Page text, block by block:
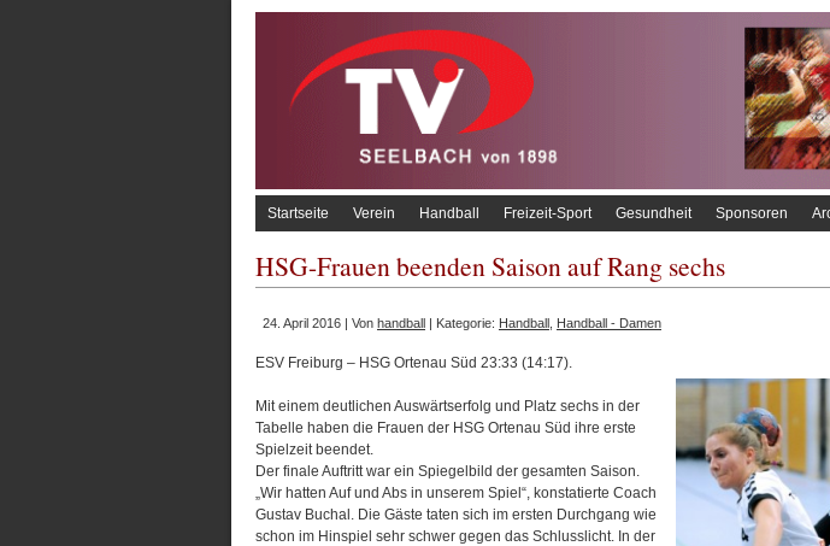
Startseite Verein Handball Freizeit-Sport Gesundheit Sponsoren
HSG-Frauen beenden Saison auf Rang sechs
24. April 2016 | Von handball | Kategorie: Handball Handball - Damen
ESV Freiburg – HSG Ortenau Süd 23:33 (14:17).
Mit einem deutlichen Auswärtserfolg und Platz sechs in der
Tabelle haben die Frauen der HSG Ortenau Süd ihre erste
Spielzeit beendet.
Der finale Auftritt war ein Spiegelbild der gesamten Saison.
„Wir hatten Auf und Abs in unserem Spiel“, konstatierte Coach
Gustav Buchal. Die Gäste taten sich im ersten Durchgang wie
schon im Hinspiel sehr schwer gegen das Schlusslicht. In der